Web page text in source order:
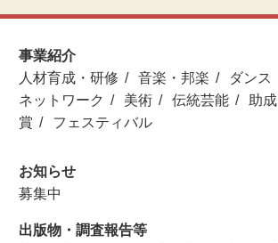
事業紹介
人材育成・研修
音楽・邦楽 ダンス
ネットワーク
美術 伝統芸能 助成
賞
フェスティバル
お知らせ
募集中
出版物・調査報告等